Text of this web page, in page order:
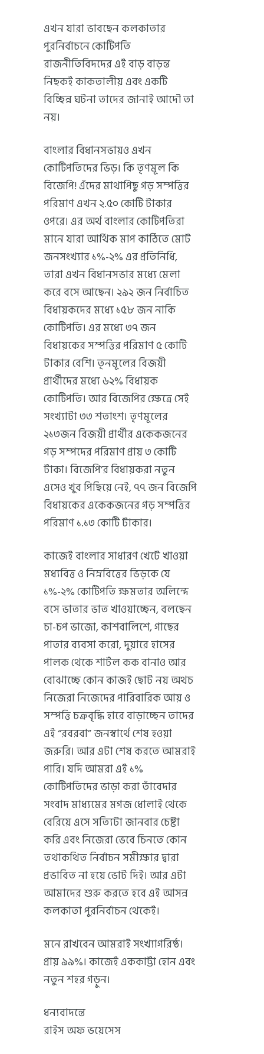
এখন যারা ভাবছেন কলকাতার
পুরনির্বাচনে কোটিপতি
রাজনীতিবিদদের এই বাড় বাড়ন্ত
নিছকই কাকতালীয় এবং একটি
বিচ্ছিন্ন ঘটনা তাদের জানাই আদৌ তা
নয়।
বাংলার বিধানসভায়ও এখন
কোটিপতিদের ভিড়। কি তৃণমূল কি
বিজেপি! এঁদের মাথাপিছু গড় সম্পত্তির
পরিমাণ এখন ২.৫০ কোটি টাকার
ওপরে। এর অর্থ বাংলার কোটিপতিরা
মানে যারা আর্থিক মাপ কাঠিতে মোট
জনসংখ্যার ১%-২% এর প্রতিনিধি,
তারা এখন বিধানসভার মধ্যে মেলা
করে বসে আছেন। ২৯২ জন নির্বাচিত
বিধায়কদের মধ্যে ১৫৮ জন নাকি
কোটিপতি। এর মধ্যে ৩৭ জন
বিধায়কের সম্পত্তির পরিমাণ ৫ কোটি
টাকার বেশি। তৃনমূলের বিজয়ী
প্রার্থীদের মধ্যে ৬২% বিধায়ক
কোটিপতি। আর বিজেপির ক্ষেত্রে সেই
সংখ্যাটা ৩৩ শতাংশ। তৃণমূলের
২১৩জন বিজয়ী প্রার্থীর একেকজনের
গড় সম্পদের পরিমাণ প্রায় ৩ কোটি
টাকা। বিজেপি’র বিধায়করা নতুন
এসেও খুব পিছিয়ে নেই, ৭৭ জন বিজেপি
বিধায়কের একেকজনের গড় সম্পত্তির
পরিমাণ ১.১৩ কোটি টাকার।
কাজেই বাংলার সাধারণ খেটে খাওয়া
মধ্যবিত্ত ও নিম্নবিত্তের ভিড়কে যে
১%-২% কোটিপতি ক্ষমতার অলিন্দে
বসে ভাতার ভাত খাওয়াচ্ছেন, বলছেন
চা-চপ ভাজো, কাশবালিশে, গাছের
পাতার ব্যবসা করো, দুয়ারে হাসের
পালক থেকে শার্টল কক বানাও আর
বোঝাচ্ছে কোন কাজই ছোট নয় অথচ
নিজেরা নিজেদের পারিবারিক আয় ও
সম্পত্তি চক্রবৃদ্ধি হারে বাড়াচ্ছেন তাদের
এই “রবরবা” জনস্বার্থে শেষ হওয়া
জরুরি। আর এটা শেষ করতে আমরাই
পারি। যদি আমরা এই ১%
কোটিপতিদের ভাড়া করা তাঁবেদার
সংবাদ মাধ্যমের মগজ ধোলাই থেকে
বেরিয়ে এসে সত্যিটা জানবার চেষ্টা
করি এবং নিজেরা ভেবে চিনতে কোন
তথাকথিত নির্বাচন সমীক্ষার দ্বারা
প্রভাবিত না হয়ে ভোট দিই। আর এটা
আমাদের শুরু করতে হবে এই আসন্ন
কলকাতা পুরনির্বাচন থেকেই।
মনে রাখবেন আমরাই সংখ্যাগরিষ্ঠ।
প্রায় ৯৯%। কাজেই এককাট্টা হোন এবং
নতুন শহর গড়ুন।
ধন্যবাদন্তে
রাইস অফ ভয়েসেস